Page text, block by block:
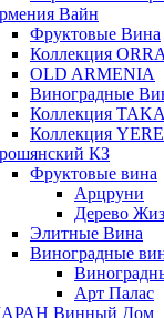
Вайн
Фруктовые Вина
Коллекция
OLD ARMENIA
Виноградные
Коллекция
Коллекция
КЗ
Фруктовые вина
Арцруни
Дерево
Элитные Вина
Виноградные
Арт Палас
Винный Дом